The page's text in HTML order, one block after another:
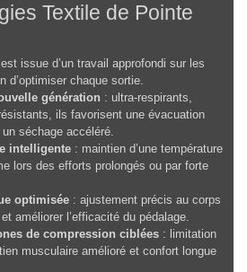
Textile de Pointe
issue d’un travail approfondi sur les
d’optimiser chaque sortie.
génération : ultra-respirants,
ils favorisent une évacuation
un séchage accéléré.
intelligente : maintien d’une température
lors des efforts prolongés ou par forte
optimisée : ajustement précis au corps
améliorer l’efficacité du pédalage.
de compression ciblées : limitation
musculaire amélioré et confort longue